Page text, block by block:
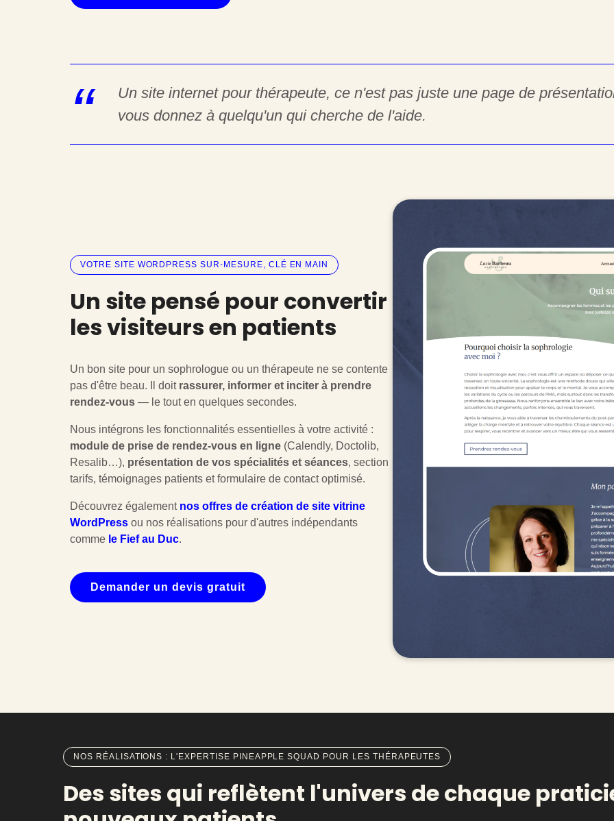
Un site internet pour thérapeute, ce n'est pas juste une page de
vous donnez à quelqu'un qui cherche de l'aide.
VOTRE SITE WORDPRESS SUR-MESURE, CLÉ EN MAIN
Un site pensé pour convertir
les visiteurs en patients
Un bon site pour un sophrologue ou un thérapeute ne se contente
pas d'être beau. Il doit rassurer, informer et inciter à prendre
rendez-vous — le tout en quelques secondes.
Nous intégrons les fonctionnalités essentielles à votre activité :
module de prise de rendez-vous en ligne (Calendly, Doctolib,
Resalib…), présentation de vos spécialités et séances, section
tarifs, témoignages patients et formulaire de contact optimisé.
Découvrez également nos offres de création de site vitrine
WordPress ou nos réalisations pour d'autres indépendants
comme le Fief au Duc.
Demander un devis gratuit
NOS RÉALISATIONS : L'EXPERTISE PINEAPPLE SQUAD POUR LES THÉRAPEUTES
Des sites qui reflètent l'univers de chaque